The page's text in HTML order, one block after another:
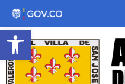
Abrir barra